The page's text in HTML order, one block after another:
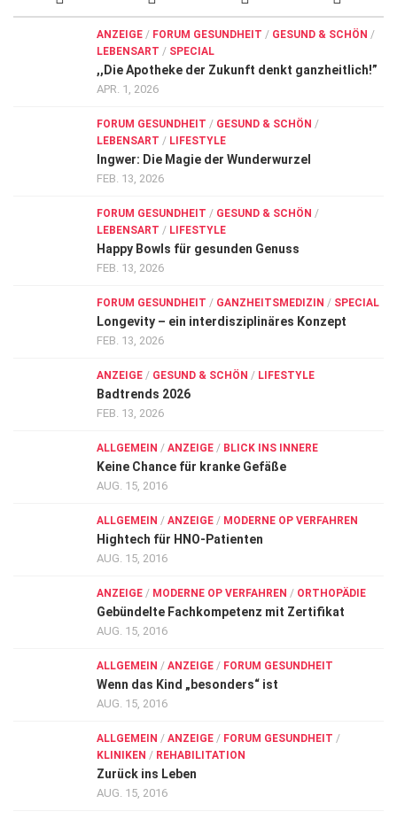
ANZEIGE / FORUM GESUNDHEIT / GESUND & SCHÖN /
LEBENSART / SPECIAL
,,Die Apotheke der Zukunft denkt ganzheitlich!”
APR. 1, 2026
FORUM GESUNDHEIT / GESUND & SCHÖN /
LEBENSART / LIFESTYLE
Ingwer: Die Magie der Wunderwurzel
FEB. 13, 2026
FORUM GESUNDHEIT / GESUND & SCHÖN /
LEBENSART / LIFESTYLE
Happy Bowls für gesunden Genuss
FEB. 13, 2026
FORUM GESUNDHEIT / GANZHEITSMEDIZIN / SPECIAL
Longevity – ein interdisziplinäres Konzept
FEB. 13, 2026
ANZEIGE / GESUND & SCHÖN / LIFESTYLE
Badtrends 2026
FEB. 13, 2026
ALLGEMEIN / ANZEIGE / BLICK INS INNERE
Keine Chance für kranke Gefäße
AUG. 15, 2016
ALLGEMEIN / ANZEIGE / MODERNE OP VERFAHREN
Hightech für HNO-Patienten
AUG. 15, 2016
ANZEIGE / MODERNE OP VERFAHREN / ORTHOPÄDIE
Gebündelte Fachkompetenz mit Zertifikat
AUG. 15, 2016
ALLGEMEIN / ANZEIGE / FORUM GESUNDHEIT
Wenn das Kind „besonders“ ist
AUG. 15, 2016
ALLGEMEIN / ANZEIGE / FORUM GESUNDHEIT /
KLINIKEN / REHABILITATION
Zurück ins Leben
AUG. 15, 2016